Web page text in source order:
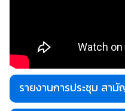
รายงานการประชุม สา